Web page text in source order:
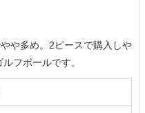
や多め。2ピースで購入しや
フボールです。